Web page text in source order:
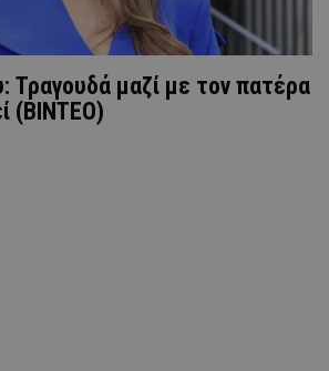
Τραγουδά μαζί με τον πατέρα
(ΒINTEO)